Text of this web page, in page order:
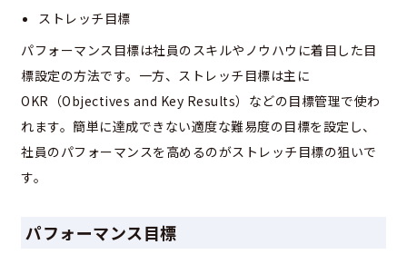
ストレッチ目標
パフォーマンス目標は社員のスキルやノウハウに着目した目
標設定の方法です。一方、ストレッチ目標は主に
OKR（Objectives and Key Results）などの目標管理で使わ
れます。簡単に達成できない適度な難易度の目標を設定し、
社員のパフォーマンスを高めるのがストレッチ目標の狙いで
す。
パフォーマンス目標